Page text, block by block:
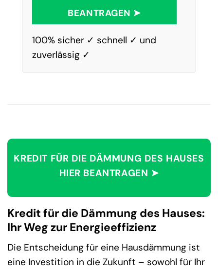
BEANTRAGEN ➤
100% sicher ✓ schnell ✓ und
zuverlässig ✓
KREDIT FÜR DIE DÄMMUNG DES HAUSES
HIER BEANTRAGEN ➤
Kredit für die Dämmung des Hauses:
Ihr Weg zur Energieeffizienz
Die Entscheidung für eine Hausdämmung ist
eine Investition in die Zukunft – sowohl für Ihr